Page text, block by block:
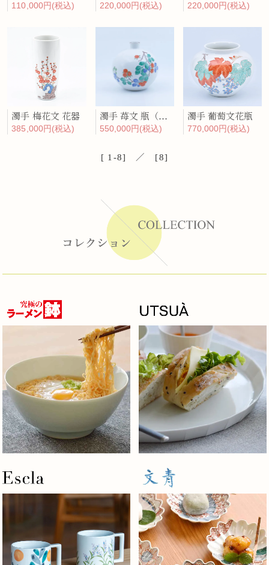
110,000円(税込)
220,000円(税込)
220,000円(税込)
濁手 梅花文 花器
385,000円(税込)
濁手 苺文 瓶（丸形 小）
550,000円(税込)
濁手 葡萄文花瓶
770,000円(税込)
[ 1-8] ／ [8]